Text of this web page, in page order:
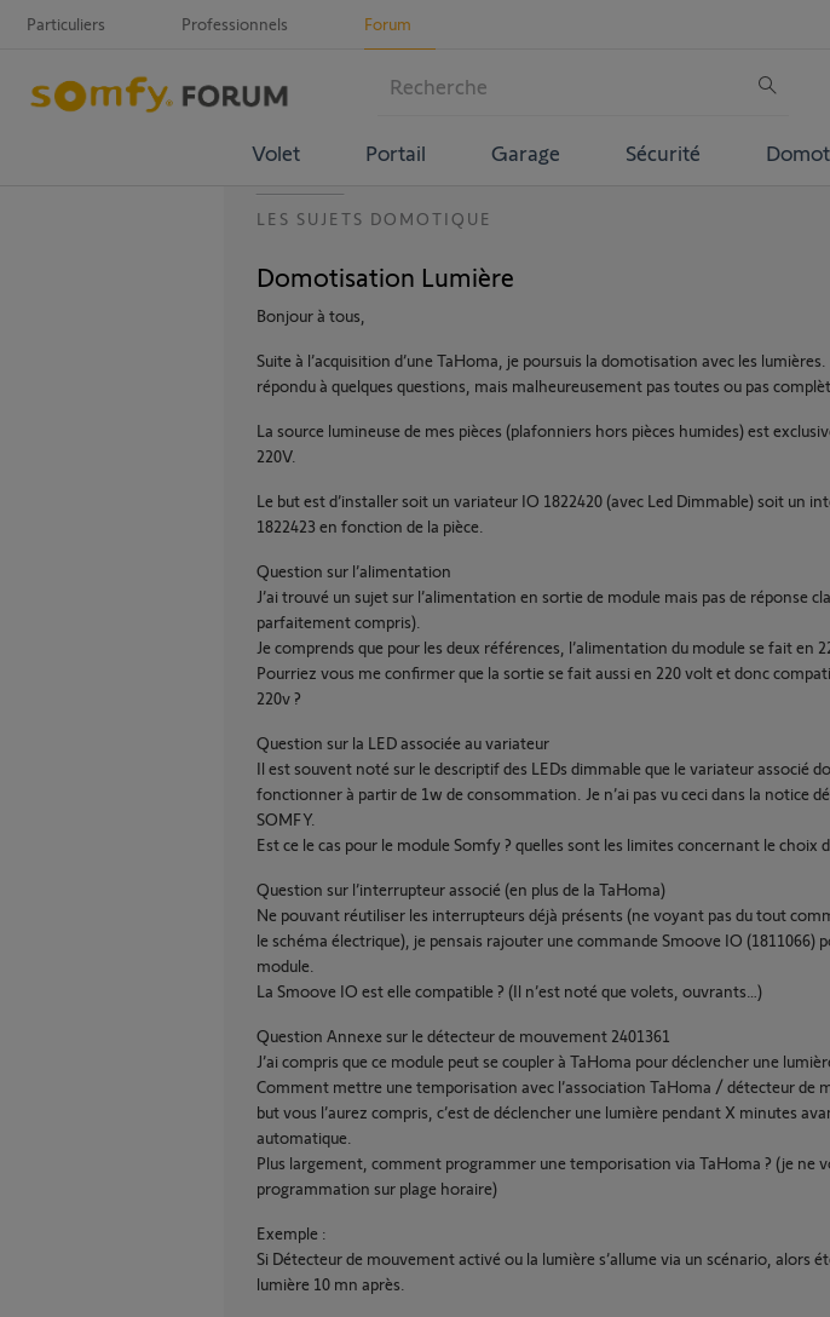
Particuliers Professionnels Forum
Volet Portail Garage Sécurité
LES SUJETS DOMOTIQUE
Domotisation Lumière
Bonjour à tous,
Suite à l’acquisition d’une TaHoma, je poursuis la domotisation avec les
répondu à quelques questions, mais malheureusement pas toutes ou pas
La source lumineuse de mes pièces (plafonniers hors pièces humides) est
220V.
Le but est d’installer soit un variateur IO 1822420 (avec Led Dimmable) soit un
1822423 en fonction de la pièce.
Question sur l’alimentation
J’ai trouvé un sujet sur l’alimentation en sortie de module mais pas de réponse
parfaitement compris).
Je comprends que pour les deux références, l’alimentation du module se fait en
Pourriez vous me confirmer que la sortie se fait aussi en 220 volt et donc
220v ?
Question sur la LED associée au variateur
Il est souvent noté sur le descriptif des LEDs dimmable que le variateur associé
fonctionner à partir de 1w de consommation. Je n’ai pas vu ceci dans la notice
SOMFY.
Est ce le cas pour le module Somfy ? quelles sont les limites concernant le choix
Question sur l’interrupteur associé (en plus de la TaHoma)
Ne pouvant réutiliser les interrupteurs déjà présents (ne voyant pas du tout
le schéma électrique), je pensais rajouter une commande Smoove IO (1811066)
module.
La Smoove IO est elle compatible ? (Il n’est noté que volets, ouvrants…)
Question Annexe sur le détecteur de mouvement 2401361
J’ai compris que ce module peut se coupler à TaHoma pour déclencher une
Comment mettre une temporisation avec l’association TaHoma / détecteur de
but vous l’aurez compris, c’est de déclencher une lumière pendant X minutes
automatique.
Plus largement, comment programmer une temporisation via TaHoma ? (je ne
programmation sur plage horaire)
Exemple :
Si Détecteur de mouvement activé ou la lumière s’allume via un scénario, alors
lumière 10 mn après.